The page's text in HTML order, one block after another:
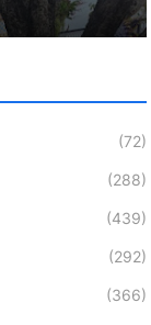
(72)
(288)
(439)
(292)
(366)